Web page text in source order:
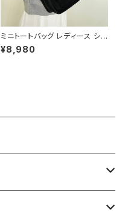
ミニトートバッグ レディース ショ
ルダーバッグ キャンバスバッグ 2
WAYバッグ カジュアルバッグ 韓
¥8,980